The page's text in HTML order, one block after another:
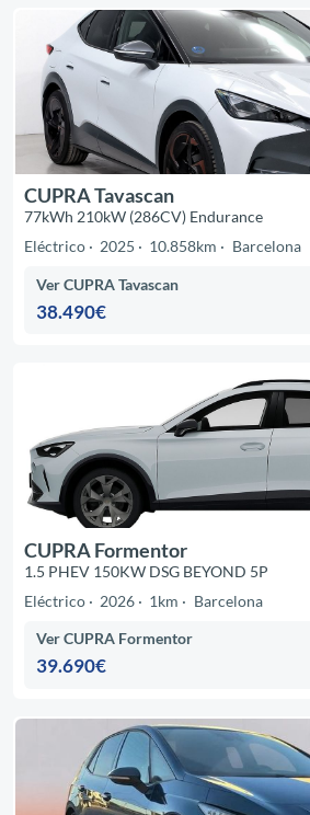
CUPRA Tavascan
77kWh 210kW (286CV) Endurance
Eléctrico
2025 10.858km Barcelona
Ver CUPRA Tavascan
38.490€
CUPRA Formentor
1.5 PHEV 150KW DSG BEYOND 5P
Eléctrico
2026 1km Barcelona
Ver CUPRA Formentor
39.690€